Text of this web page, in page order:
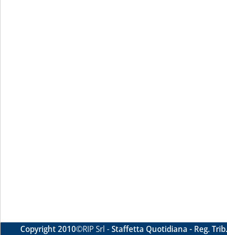
Copyright 2010©RIP Srl -Staffetta Quotidiana - Reg.